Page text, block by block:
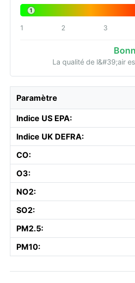
1
1 2 3
La qualité de l&#39;air
Paramètre
Indice US EPA:
Indice UK DEFRA:
CO:
O3:
NO2:
SO2:
PM2.5:
PM10: